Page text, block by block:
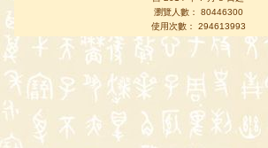
瀏覽人數： 80446300
使用次數： 294613993